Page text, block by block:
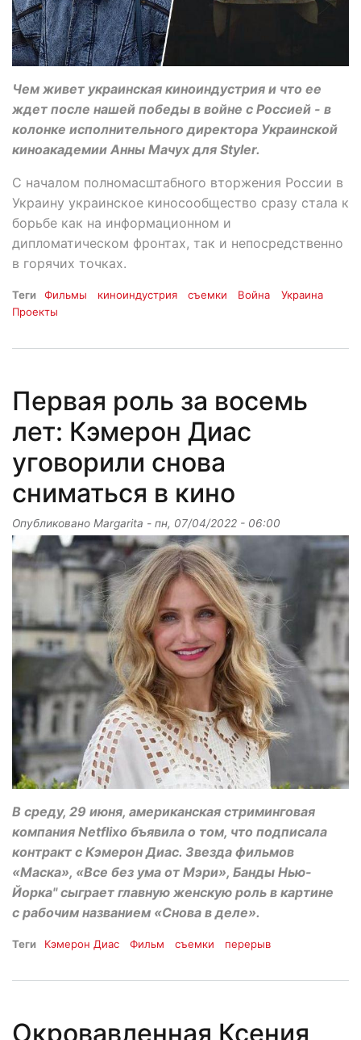
Чем живет украинская киноиндустрия и что ее
ждет после нашей победы в войне с Россией - в
колонке исполнительного директора Украинской
киноакадемии Анны Мачух для Styler.
С началом полномасштабного вторжения России в
Украину украинское киносообщество сразу стала к
борьбе как на информационном и
дипломатическом фронтах, так и непосредственно
в горячих точках.
Теги Фильмы киноиндустрия съемки Война
Украина
Проекты
Первая роль за восемь
лет: Кэмерон Диас
уговорили снова
сниматься в кино
Опубликовано Margarita - пн, 07/04/2022 - 06:00
В среду, 29 июня, американская стриминговая
компания Netflixо бъявила о том, что подписала
контракт с Кэмерон Диас. Звезда фильмов
«Маска», «Все без ума от Мэри», Банды Нью-
Йорка" сыграет главную женскую роль в картине
с рабочим названием «Снова в деле».
Теги Кэмерон Диас Фильм съемки перерыв
Окровавленная Ксения